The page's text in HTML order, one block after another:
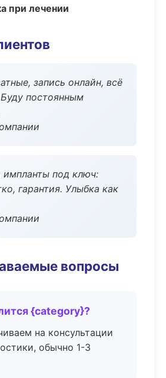
при лечении
запись онлайн, всё
постоянным
импланты под ключ:
гарантия. Улыбка как
вопросы
{category}?
на консультации
обычно 1-3